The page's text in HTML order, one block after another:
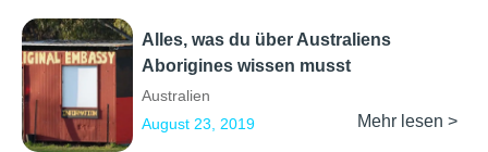
Alles, was du über Australiens
Aborigines wissen musst
Australien
August 23, 2019
Mehr lesen >